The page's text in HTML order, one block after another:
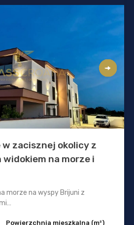
zacisznej okolicy z
widokiem na morze i
morze na wyspy Brijuni z
Powierzchnia mieszkalna (m²)